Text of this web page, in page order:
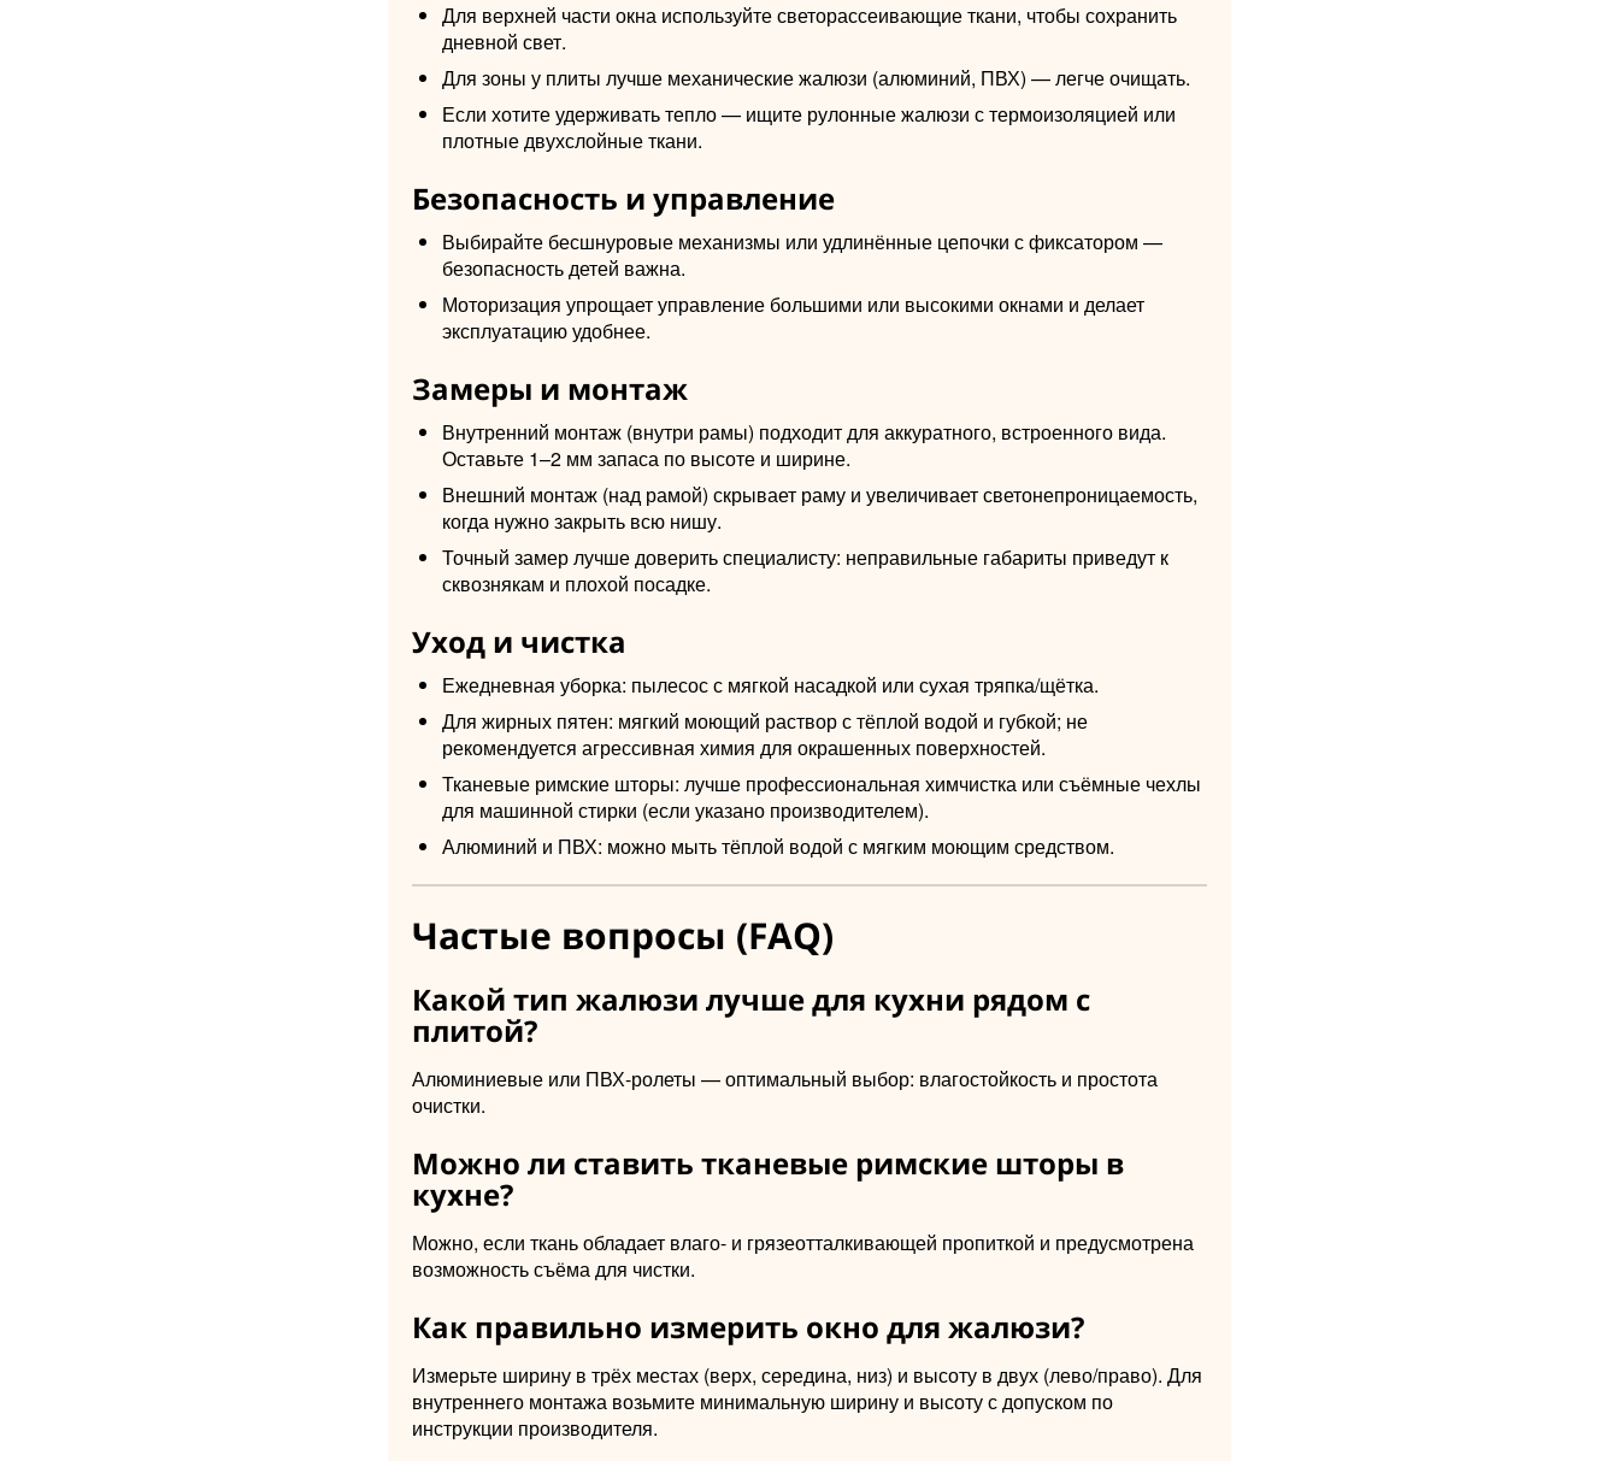
Для верхней части окна используйте светорассеивающие ткани, чтобы сохранить
дневной свет.
Для зоны у плиты лучше механические жалюзи (алюминий, ПВХ) — легче очищать.
Если хотите удерживать тепло — ищите рулонные жалюзи с термоизоляцией или
плотные двухслойные ткани.
Безопасность и управление
Выбирайте бесшнуровые механизмы или удлинённые цепочки с фиксатором —
безопасность детей важна.
Моторизация упрощает управление большими или высокими окнами и делает
эксплуатацию удобнее.
Замеры и монтаж
Внутренний монтаж (внутри рамы) подходит для аккуратного, встроенного вида.
Оставьте 1–2 мм запаса по высоте и ширине.
Внешний монтаж (над рамой) скрывает раму и увеличивает светонепроницаемость,
когда нужно закрыть всю нишу.
Точный замер лучше доверить специалисту: неправильные габариты приведут к
сквознякам и плохой посадке.
Уход и чистка
Ежедневная уборка: пылесос с мягкой насадкой или сухая тряпка/щётка.
Для жирных пятен: мягкий моющий раствор с тёплой водой и губкой; не
рекомендуется агрессивная химия для окрашенных поверхностей.
Тканевые римские шторы: лучше профессиональная химчистка или съёмные чехлы
для машинной стирки (если указано производителем).
Алюминий и ПВХ: можно мыть тёплой водой с мягким моющим средством.
Частые вопросы (FAQ)
Какой тип жалюзи лучше для кухни рядом с
плитой?
Алюминиевые или ПВХ-ролеты — оптимальный выбор: влагостойкость и простота
очистки.
Можно ли ставить тканевые римские шторы в
кухне?
Можно, если ткань обладает влаго- и грязеотталкивающей пропиткой и предусмотрена
возможность съёма для чистки.
Как правильно измерить окно для жалюзи?
Измерьте ширину в трёх местах (верх, середина, низ) и высоту в двух (лево/право). Для
внутреннего монтажа возьмите минимальную ширину и высоту с допуском по
инструкции производителя.